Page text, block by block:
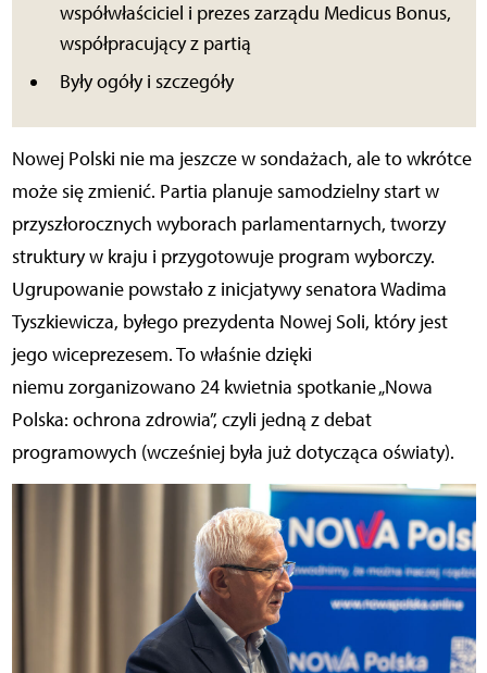
współwłaściciel i prezes zarządu Medicus Bonus,
współpracujący z partią
Były ogóły i szczegóły
Nowej Polski nie ma jeszcze w sondażach, ale to wkrótce
może się zmienić. Partia planuje samodzielny start w
przyszłorocznych wyborach parlamentarnych, tworzy
struktury w kraju i przygotowuje program wyborczy.
Ugrupowanie powstało z inicjatywy senatora Wadima
Tyszkiewicza, byłego prezydenta Nowej Soli, który jest
jego wiceprezesem. To właśnie dzięki
niemu zorganizowano 24 kwietnia spotkanie „Nowa
Polska: ochrona zdrowia”, czyli jedną z debat
programowych (wcześniej była już dotycząca oświaty).